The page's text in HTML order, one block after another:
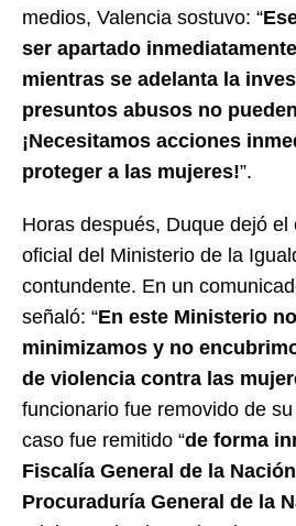
medios, Valencia sostuvo: “
ser apartado
mientras se adelanta la
presuntos abusos no
¡Necesitamos acciones
proteger a las mujeres!”.
Horas después, Duque dejó
oficial del Ministerio de la
contundente. En un
señaló: “En este Ministerio
minimizamos y no
de violencia contra las
funcionario fue removido de
caso fue remitido “de forma
Fiscalía General de la
Procuraduría General de la